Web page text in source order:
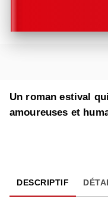
Un roman estival
amoureuses et
DESCRIPTIF